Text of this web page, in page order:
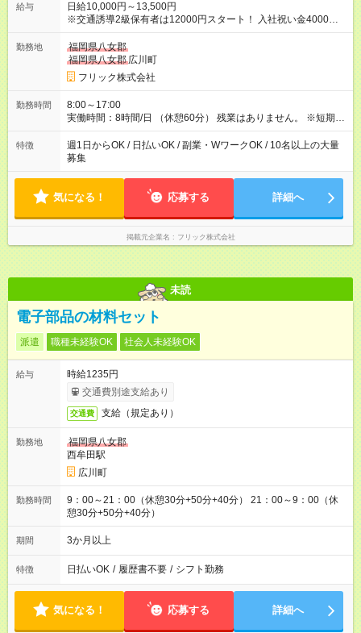
給与
日給10,000円～13,500円
※交通誘導2級保有者は12000円スタート！ 入社祝い金4000円
【試用期間】試用期間なし
勤務地
福岡県八女郡
福岡県八女郡 広川町
フリック株式会社
勤務時間
8:00～17:00
実働時間：8時間/日 （休憩60分） 残業はありません。 ※短期の
募集は行っておりません。予めご了承くださいませ。
特徴
週1日からOK / 日払いOK / 副業・WワークOK / 10名以上の大量
募集
気になる！ 応募する 詳細へ
掲載元企業名 フリック株式会社
未読
電子部品の材料セット
派遣 職種未経験OK 社会人未経験OK
給与
時給1235円
交通費別途支給あり
交通費 支給（規定あり）
勤務地
福岡県八女郡
西牟田駅
広川町
勤務時間
9：00～21：00（休憩30分+50分+40分） 21：00～9：00（休
憩30分+50分+40分）
期間 3か月以上
特徴 日払いOK / 履歴書不要 / シフト勤務
気になる！ 応募する 詳細へ